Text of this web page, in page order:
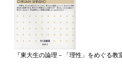
『東大生の論理－「理性」をめぐる教